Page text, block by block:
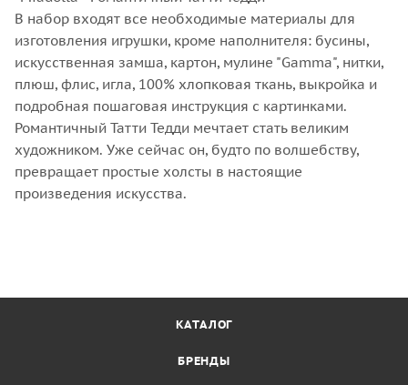
В набор входят все необходимые материалы для
изготовления игрушки, кроме наполнителя: бусины,
искусственная замша, картон, мулине "Gamma", нитки,
плюш, флис, игла, 100% хлопковая ткань, выкройка и
подробная пошаговая инструкция с картинками.
Романтичный Татти Тедди мечтает стать великим
художником. Уже сейчас он, будто по волшебству,
превращает простые холсты в настоящие
произведения искусства.
КАТАЛОГ
БРЕНДЫ